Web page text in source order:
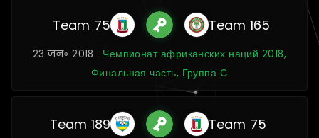
Team 75 Team 165
23 जन॰ 2018 · Чемпионат африканских наций 2018,
Финальная часть, Группа C
Team 189 Team 75